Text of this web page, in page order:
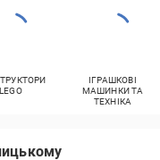
LEGO
ІГРАШКОВІ
МАШИНКИ ТА
ТЕХНІКА